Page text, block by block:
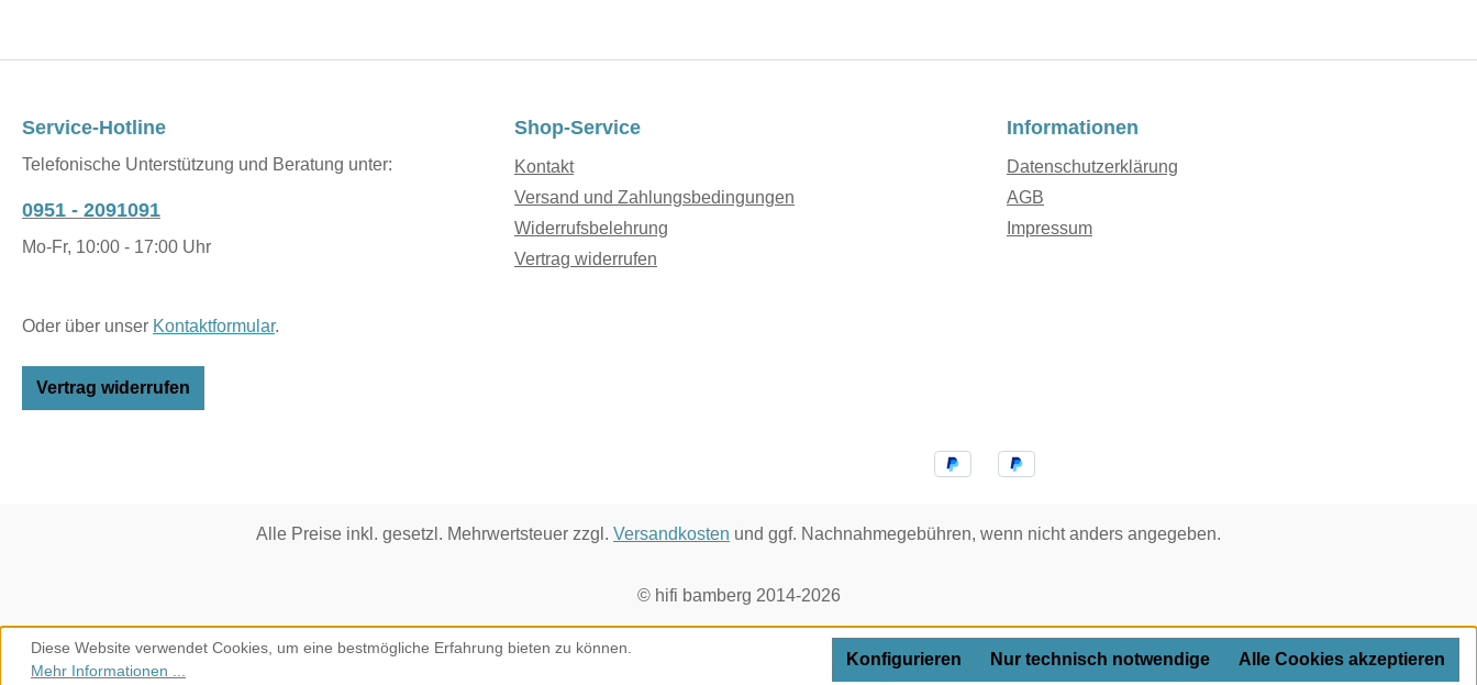
Service-Hotline
Telefonische Unterstützung und Beratung unter:
0951 - 2091091
Mo-Fr, 10:00 - 17:00 Uhr
Oder über unser Kontaktformular.
Vertrag widerrufen
Shop-Service
Kontakt
Versand und Zahlungsbedingungen
Widerrufsbelehrung
Vertrag widerrufen
Informationen
Datenschutzerklärung
AGB
Impressum
Alle Preise inkl. gesetzl. Mehrwertsteuer zzgl. Versandkosten und ggf. Nachnahmegebühren, wenn nicht anders angegeben.
© hifi bamberg 2014-2026
Diese Website verwendet Cookies, um eine bestmögliche Erfahrung bieten zu können.
Mehr Informationen ...
Nur technisch notwendige
Konfigurieren Alle Cookies akzeptieren